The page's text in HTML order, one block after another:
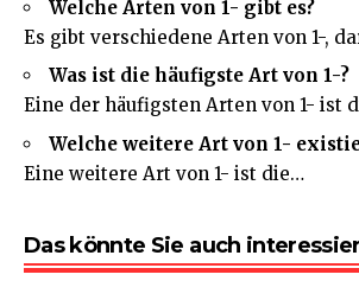
Welche Arten von 1- gibt es?
Es gibt verschiedene Arten von 1-,
Was ist die häufigste Art von 1-?
Eine der häufigsten Arten von 1- ist
Welche weitere Art von 1-
Eine weitere Art von 1- ist die…
Das könnte Sie auch